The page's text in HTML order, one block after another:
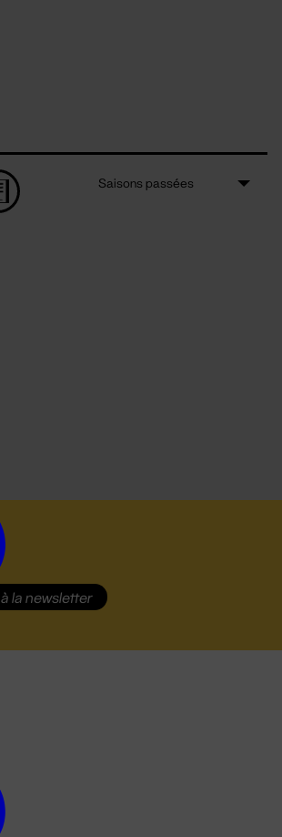
Saisons passées
à la newsletter